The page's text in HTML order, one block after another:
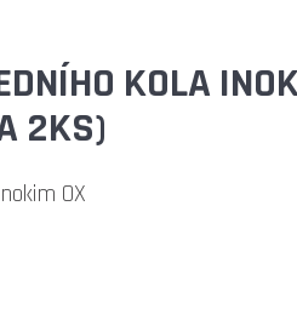
KOLA
2KS)
OX